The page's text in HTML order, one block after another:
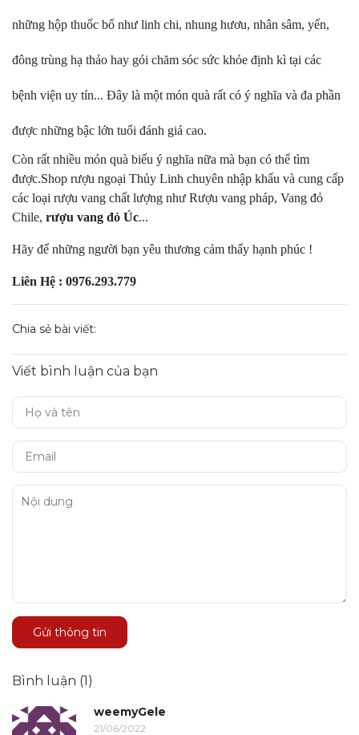
những hộp thuốc bổ như linh chi, nhung hươu, nhân sâm, yến,
đông trùng hạ thảo hay gói chăm sóc sức khỏe định kì tại các
bệnh viện uy tín... Đây là một món quà rất có ý nghĩa và đa phần
được những bậc lớn tuổi đánh giá cao.
Còn rất nhiều món quà biếu ý nghĩa nữa mà bạn có thể tìm
được.Shop rượu ngoại Thủy Linh chuyên nhập khẩu và cung cấp
các loại rượu vang chất lượng như Rượu vang pháp, Vang đỏ
Chile, rượu vang đỏ Úc...
Hãy để những người bạn yêu thương cảm thấy hạnh phúc !
Liên Hệ : 0976.293.779
Chia sẻ bài viết:
Viết bình luận của bạn
Gửi thông tin
Bình luận (1)
weemyGele
21/06/2022